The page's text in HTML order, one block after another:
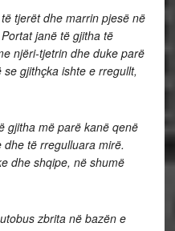
tjerët dhe marrin pjesë në
janë të gjitha të
njëri-tjetrin dhe duke parë
gjithçka ishte e rregullt,
gjitha më parë kanë qenë
të rregulluara mirë.
dhe shqipe, në shumë
zbrita në bazën e